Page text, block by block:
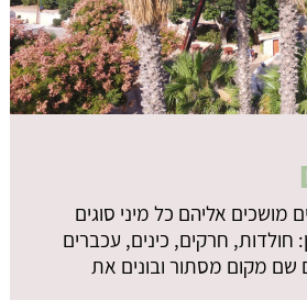
מושכים אליהם כל מיני סוגים
חולדות, חרקים, כינים, עכברים
שם מקום מסתור ובונים את